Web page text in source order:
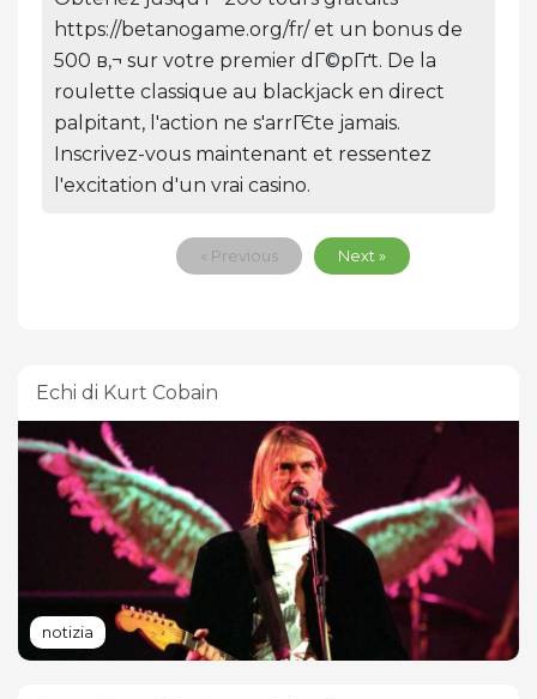
https://betanogame.org/fr/ et un bonus de
500 в‚¬ sur votre premier dГ©pГґt. De la
roulette classique au blackjack en direct
palpitant, l'action ne s'arrГЄte jamais.
Inscrivez-vous maintenant et ressentez
l'excitation d'un vrai casino.
« Previous Next »
Echi di Kurt Cobain
notizia